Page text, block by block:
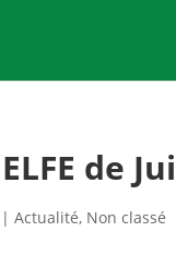
de
|Actualité, Non classé